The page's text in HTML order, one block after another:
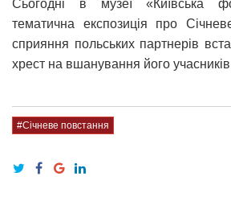
Сьогодні в музеї «Київська
тематична експозиція про
сприяння польських партнерів
хрест на вшанування його
#Січневе повстання